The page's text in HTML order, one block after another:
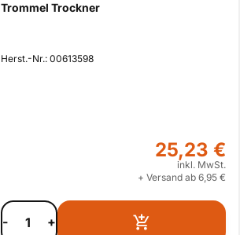
Trommel Trockner
Herst.-Nr.: 00613598
25,23 €
inkl. MwSt.
+ Versand ab 6,95 €
- +